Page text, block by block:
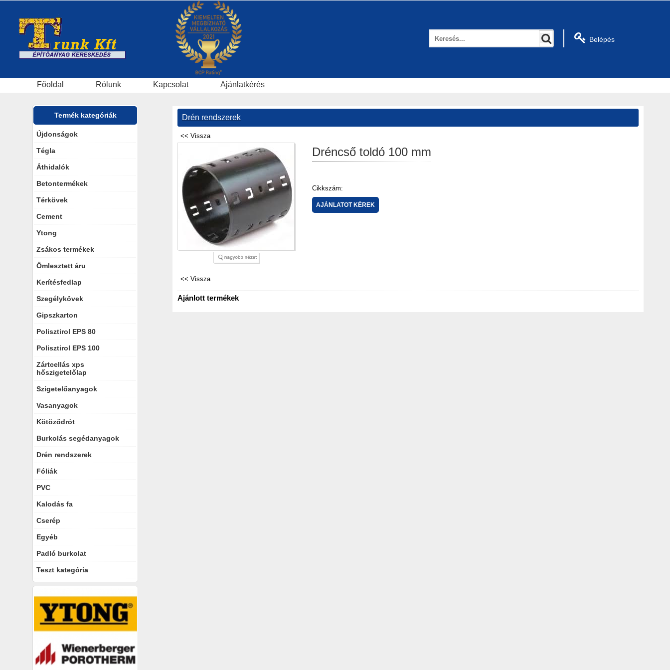
Belépés
Főoldal Rólunk Kapcsolat Ajánlatkérés
Termék kategóriák
Újdonságok
Tégla
Áthidalók
Betontermékek
Térkövek
Cement
Ytong
Zsákos termékek
Ömlesztett áru
Kerítésfedlap
Szegélykövek
Gipszkarton
Polisztirol EPS 80
Polisztirol EPS 100
Zártcellás xps
hőszigetelőlap
Szigetelőanyagok
Vasanyagok
Kötöződrót
Burkolás segédanyagok
Drén rendszerek
Fóliák
PVC
Kalodás fa
Cserép
Egyéb
Padló burkolat
Teszt kategória
Drén rendszerek
Dréncső toldó 100 mm
Cikkszám:
Ajánlott termékek